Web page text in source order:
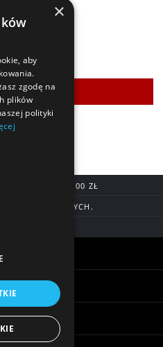
OD 200,00 ZŁ
7 DNI ROBOCZYCH.
PRZELEWY
×
aby
zgodę na
plików
polityki